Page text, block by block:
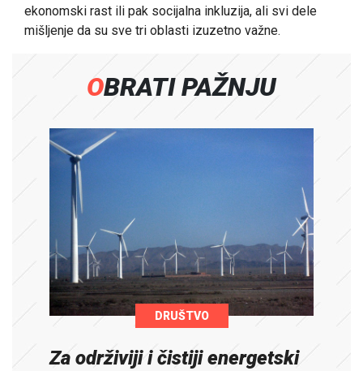
ekonomski rast ili pak socijalna inkluzija, ali svi dele
mišljenje da su sve tri oblasti izuzetno važne.
OBRATI PAŽNJU
DRUŠTVO
Za održiviji i čistiji energetski